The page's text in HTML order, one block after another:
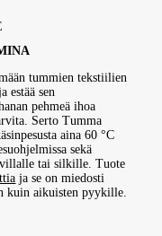
tummien tekstiilien
estää sen
pehmeä ihoa
Serto Tumma
aina 60 °C
sekä
villalle tai silkille. Tuote
ja se on miedosti
kuin aikuisten pyykille.